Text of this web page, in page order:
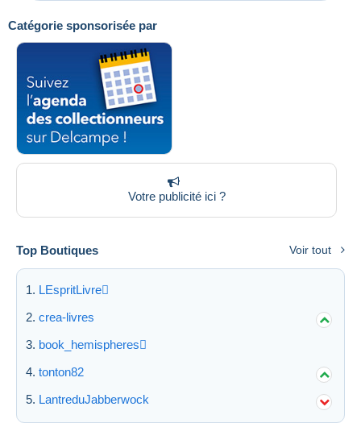
Catégorie sponsorisée par
Votre publicité ici ?
Top Boutiques Voir tout
LEspritLivre
crea-livres
book_hemispheres
tonton82
LantreduJabberwock